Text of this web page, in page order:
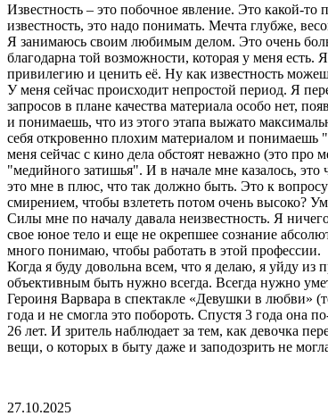
Известность – это побочное явление. Это какой-
известность, это надо понимать. Мечта глубже,
Я занимаюсь своим любимым делом. Это очень
благодарна той возможности, которая у меня
привилегию и ценить её. Ну как известность
У меня сейчас происходит непростой период. Я
запросов в плане качества материала особо нет,
и понимаешь, что из этого этапа выжато
себя откровенно плохим материалом и понимаешь
меня сейчас с кино дела обстоят неважно (это про
"медийного затишья". И в начале мне казалось,
это мне в плюс, что так должно быть. Это к
смирением, чтобы взлететь потом очень высоко?
Силы мне по началу давала неизвестность. Я
свое юное тело и еще не окрепшее сознание
много понимаю, чтобы работать в этой профессии.
Когда я буду довольна всем, что я делаю, я уйду из
объективным быть нужно всегда. Всегда нужно
Героиня Варвара в спектакле «Девушки в любви»
года и не смогла это побороть. Спустя 3 года она
26 лет. И зритель наблюдает за тем, как девочка
вещи, о которых в быту даже и заподозрить не
27.10.2025